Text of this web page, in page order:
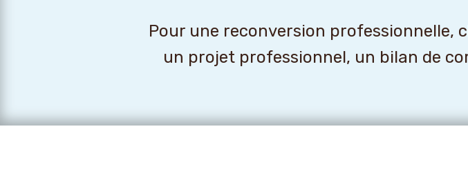
Pour une reconversion professionnelle,
un projet professionnel, un bilan de